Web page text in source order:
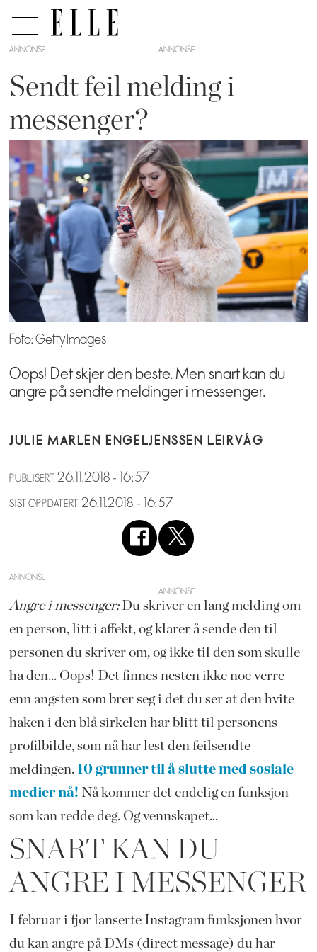
ANNONSE
Sendt feil melding i
messenger?
Foto: Getty Images
Oops! Det skjer den beste. Men snart kan du
angre på sendte meldinger i messenger.
JULIE MARLEN ENGELJENSSEN LEIRVÅG
PUBLISERT 26.11.2018 - 16:57
SIST OPPDATERT 26.11.2018 - 16:57
ANNONSE
Angre i messenger:Du skriver en lang melding om
en person, litt i affekt, og klarer å sende den til
personen du skriver om, og ikke til den som skulle
ha den... Oops! Det finnes nesten ikke noe verre
enn angsten som brer seg i det du ser at den hvite
haken i den blå sirkelen har blitt til personens
profilbilde, som nå har lest den feilsendte
meldingen. 10 grunner til å slutte med sosiale
medier nå! Nå kommer det endelig en funksjon
som kan redde deg. Og vennskapet...
SNART KAN DU
ANGRE I MESSENGER
I februar i fjor lanserte Instagram funksjonen hvor
du kan angre på DMs (direct message) du har